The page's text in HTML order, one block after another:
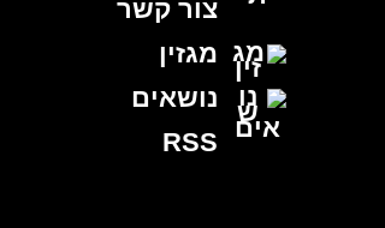
צור קשר
מגזין
נושאים
RSS